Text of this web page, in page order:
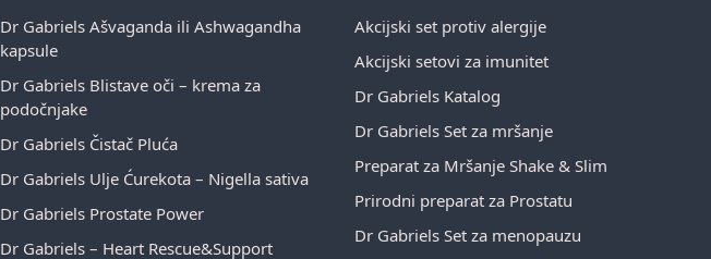
Dr Gabriels Ašvaganda ili Ashwagandha
kapsule
Dr Gabriels Blistave oči – krema za
podočnjake
Dr Gabriels Čistač Pluća
Dr Gabriels Ulje Ćurekota – Nigella sativa
Dr Gabriels Prostate Power
Dr Gabriels – Heart Rescue&Support
Akcijski set protiv alergije
Akcijski setovi za imunitet
Dr Gabriels Katalog
Dr Gabriels Set za mršanje
Preparat za Mršanje Shake & Slim
Prirodni preparat za Prostatu
Dr Gabriels Set za menopauzu